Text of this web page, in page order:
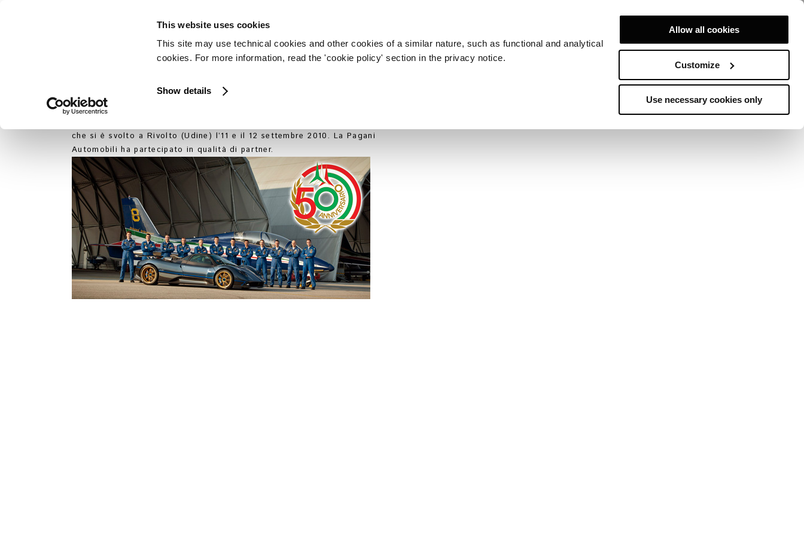
This website uses cookies
This site may use technical cookies and other cookies of a similar nature, such as functional and analytical
cookies. For more information, read the 'cookie policy' section in the privacy notice.
Show details
Allow all cookies
Customize
Use necessary cookies only
Una Zonda Tricolore è stata esposta alla celebrazione del 50mo
che si è svolto a Rivolto (Udine) l’11 e il 12 settembre 2010. La Pagani
Automobili ha partecipato in qualità di partner.